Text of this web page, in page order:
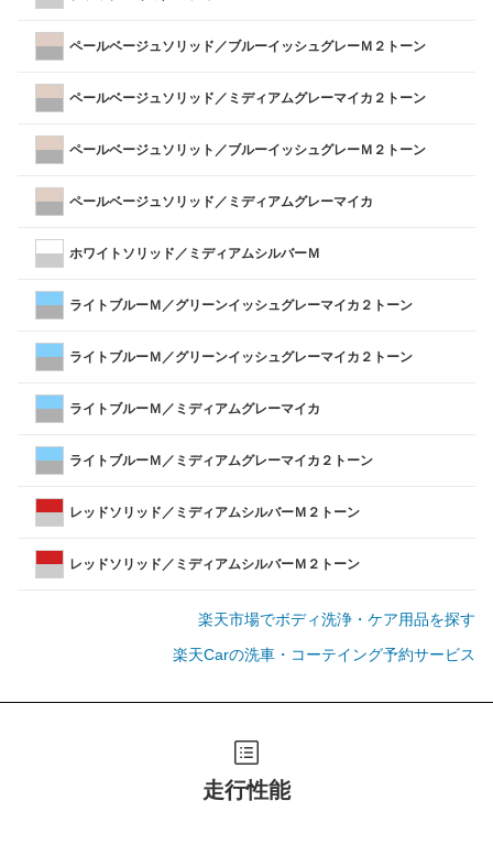
ペールベージュソリッド／ブルーイッシュグレーＭ２トーン
ペールベージュソリッド／ミディアムグレーマイカ２トーン
ペールベージュソリット／ブルーイッシュグレーＭ２トーン
ペールベージュソリッド／ミディアムグレーマイカ
ホワイトソリッド／ミディアムシルバーＭ
ライトブルーＭ／グリーンイッシュグレーマイカ２トーン
ライトブルーＭ／グリーンイッシュグレーマイカ２トーン
ライトブルーＭ／ミディアムグレーマイカ
ライトブルーＭ／ミディアムグレーマイカ２トーン
レッドソリッド／ミディアムシルバーＭ２トーン
レッドソリッド／ミディアムシルバーＭ２トーン
楽天市場でボディ洗浄・ケア用品を探す
楽天Carの洗車・コーテイング予約サービス
走行性能